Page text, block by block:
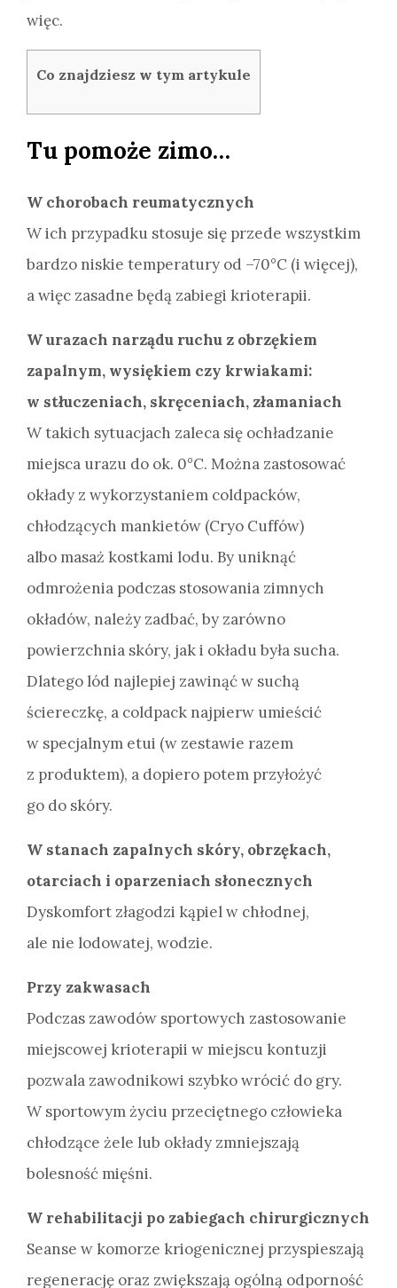
więc.
Co znajdziesz w tym artykule
Tu pomoże zimo…
W chorobach reumatycznych
W ich przypadku stosuje się przede wszystkim
bardzo niskie temperatury od –70°C (i więcej),
a więc zasadne będą zabiegi krioterapii.
W urazach narządu ruchu z obrzękiem
zapalnym, wysiękiem czy krwiakami:
w stłuczeniach, skręceniach, złamaniach
W takich sytuacjach zaleca się ochładzanie
miejsca urazu do ok. 0°C. Można zastosować
okłady z wykorzystaniem coldpacków,
chłodzących mankietów (Cryo Cuffów)
albo masaż kostkami lodu. By uniknąć
odmrożenia podczas stosowania zimnych
okładów, należy zadbać, by zarówno
powierzchnia skóry, jak i okładu była sucha.
Dlatego lód najlepiej zawinąć w suchą
ściereczkę, a coldpack najpierw umieścić
w specjalnym etui (w zestawie razem
z produktem), a dopiero potem przyłożyć
go do skóry.
W stanach zapalnych skóry, obrzękach,
otarciach i oparzeniach słonecznych
Dyskomfort złagodzi kąpiel w chłodnej,
ale nie lodowatej, wodzie.
Przy zakwasach
Podczas zawodów sportowych zastosowanie
miejscowej krioterapii w miejscu kontuzji
pozwala zawodnikowi szybko wrócić do gry.
W sportowym życiu przeciętnego człowieka
chłodzące żele lub okłady zmniejszają
bolesność mięśni.
W rehabilitacji po zabiegach chirurgicznych
Seanse w komorze kriogenicznej przyspieszają
regenerację oraz zwiększają ogólną odporność